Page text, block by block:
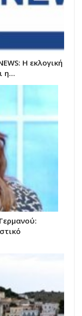
Η εκλογική
η…